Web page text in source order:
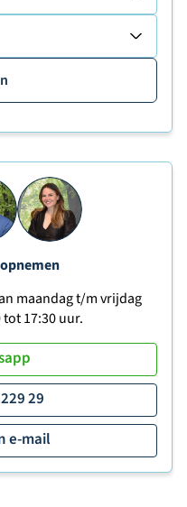
maandag t/m vrijdag
17:30 uur.
29
e-mail